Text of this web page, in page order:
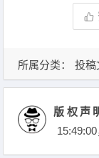
所属分类： 投稿
版权声
15:49:00